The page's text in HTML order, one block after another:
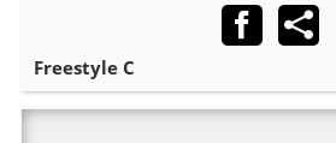
Freestyle C